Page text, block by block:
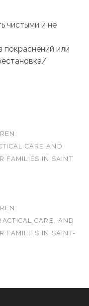
чистыми и не
или
CARE AND
FAMILIES IN SAINT
CARE, AND
FAMILIES IN SAINT-